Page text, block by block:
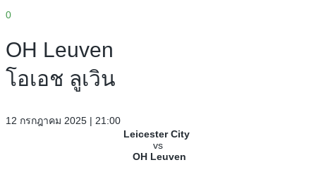
0
OH Leuven
โอเอช ลูเวิน
12 กรกฎาคม 2025 | 21:00
Leicester City
vs
OH Leuven